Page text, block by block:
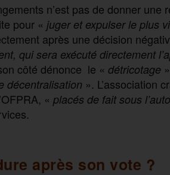
n’est pas de donner une
pour « juger et expulser le plus
après une décision
qui sera exécuté directement
côté dénonce le « détricotage»
décentralisation ». L’association
« placés de fait sous
après son vote ?